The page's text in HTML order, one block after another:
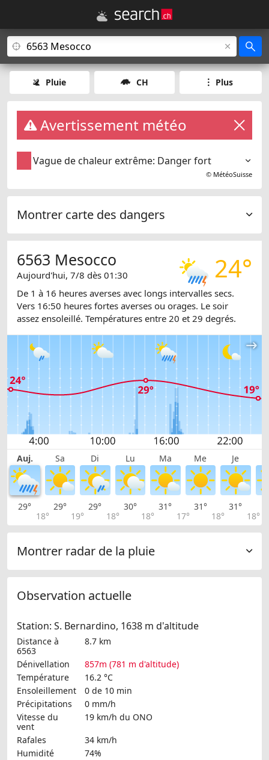
Pluie CH Plus
Avertissement météo
Vague de chaleur extrême: Danger fort
© MétéoSuisse
Montrer carte des dangers
24°
6563 Mesocco
Aujourd'hui, 7/8 dès 01:30
De 1 à 16 heures averses avec longs intervalles secs.
Vers 16:50 heures fortes averses ou orages. Le soir
assez ensoleillé. Températures entre 20 et 29 degrés.
Auj. Sa Di Lu Ma Me Je
29°
18°
29°
19°
29°
18°
30°
18°
31°
17°
31°
18°
31°
18°
Montrer radar de la pluie
Observation actuelle
Station: S. Bernardino, 1638 m d'altitude
Distance à
6563
8.7 km
Dénivellation
857m (781 m d'altitude)
Température
16.2 °C
Ensoleillement
0 de 10 min
Précipitations
0 mm/h
Vitesse du
vent
19 km/h du ONO
Rafales
34 km/h
Humidité
74%